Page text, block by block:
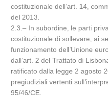
costituzionale dell’art. 14,
del 2013.
2.3.– In subordine, le parti
costituzionale di sollevare, ai
funzionamento dell’Unione
dall’art. 2 del Trattato di
ratificato dalla legge 2 agosto
pregiudiziali vertenti
95/46/CE.